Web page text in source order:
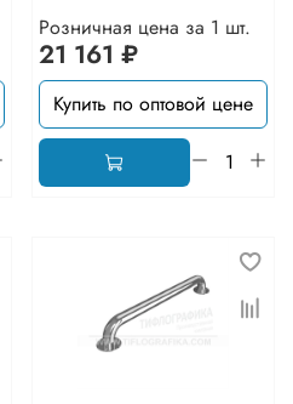
Розничная цена за 1 шт.
21 161 ₽
Купить по оптовой цене